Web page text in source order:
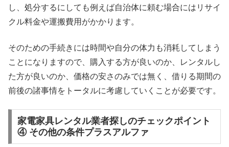
し、処分するにしても例えば自治体に頼む場合にはリサイ
クル料金や運搬費用がかかります。
そのための手続きには時間や自分の体力も消耗してしまう
ことになりますので、購入する方が良いのか、レンタルし
た方が良いのか、価格の安さのみでは無く、借りる期間の
前後の諸事情をトータルに考慮していくことが必要です。
家電家具レンタル業者探しのチェックポイント
④ その他の条件プラスアルファ